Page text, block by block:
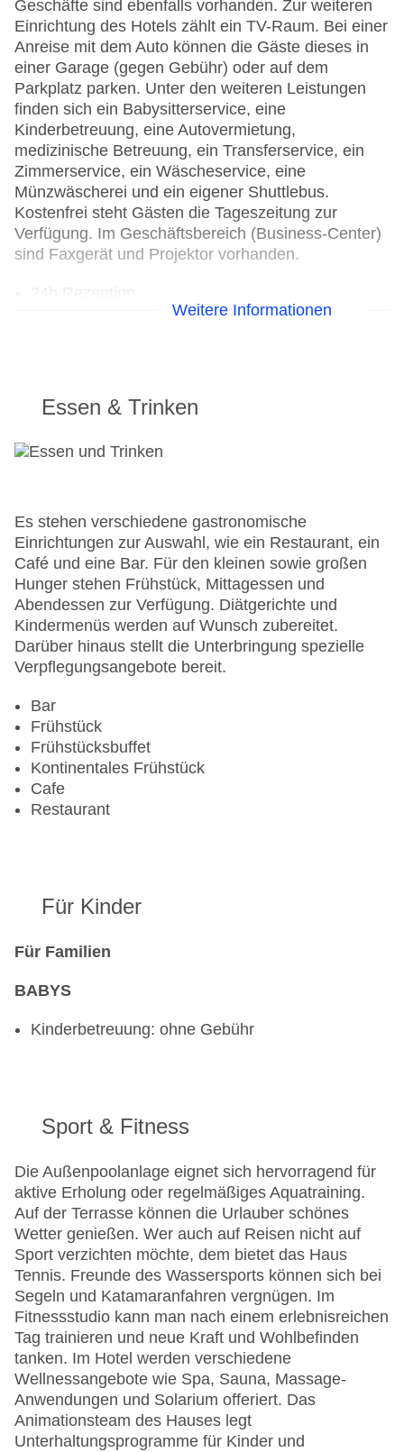
Geschäfte sind ebenfalls vorhanden. Zur weiteren
Einrichtung des Hotels zählt ein TV-Raum. Bei einer
Anreise mit dem Auto können die Gäste dieses in
einer Garage (gegen Gebühr) oder auf dem
Parkplatz parken. Unter den weiteren Leistungen
finden sich ein Babysitterservice, eine
Kinderbetreuung, eine Autovermietung,
medizinische Betreuung, ein Transferservice, ein
Zimmerservice, ein Wäscheservice, eine
Münzwäscherei und ein eigener Shuttlebus.
Kostenfrei steht Gästen die Tageszeitung zur
Verfügung. Im Geschäftsbereich (Business-Center)
sind Faxgerät und Projektor vorhanden.
Garage: gegen Gebühr
Hoteleröffnung: 2007
WLAN/WiFi im Hotel
Anzahl der Konferenzräume: 1
Anzahl der Aufzüge: 4
Haustiere
Zimmerservice
Gesamtanzahl der Stockwerke: 3
Gesamtanzahl der Zimmer: 41
Pools:Outdoor Pool
Zahlungsarten: American Express, Diners Club,
Landeskategorie: 4 Sterne
Weitere Informationen
Essen & Trinken
Es stehen verschiedene gastronomische
Einrichtungen zur Auswahl, wie ein Restaurant, ein
Café und eine Bar. Für den kleinen sowie großen
Hunger stehen Frühstück, Mittagessen und
Abendessen zur Verfügung. Diätgerichte und
Kindermenüs werden auf Wunsch zubereitet.
Darüber hinaus stellt die Unterbringung spezielle
Verpflegungsangebote bereit.
Bar
Frühstück
Frühstücksbuffet
Kontinentales Frühstück
Cafe
Restaurant
Für Kinder
Für Familien
BABYS
Kinderbetreuung: ohne Gebühr
Sport & Fitness
Die Außenpoolanlage eignet sich hervorragend für
aktive Erholung oder regelmäßiges Aquatraining.
Auf der Terrasse können die Urlauber schönes
Wetter genießen. Wer auch auf Reisen nicht auf
Sport verzichten möchte, dem bietet das Haus
Tennis. Freunde des Wassersports können sich bei
Segeln und Katamaranfahren vergnügen. Im
Fitnessstudio kann man nach einem erlebnisreichen
Tag trainieren und neue Kraft und Wohlbefinden
tanken. Im Hotel werden verschiedene
Wellnessangebote wie Spa, Sauna, Massage-
Anwendungen und Solarium offeriert. Das
Animationsteam des Hauses legt
Unterhaltungsprogramme für Kinder und